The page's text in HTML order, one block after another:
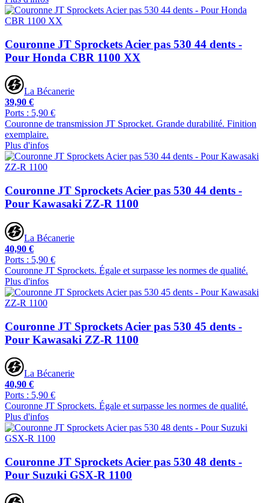
Couronne JT Sprockets Acier pas 530 44 dents -
Pour Honda CBR 1100 XX
La Bécanerie
39,90 €
Ports : 5,90 €
Couronne de transmission JT Sprocket. Grande durabilité. Finition
exemplaire.
Plus d'infos
Couronne JT Sprockets Acier pas 530 44 dents -
Pour Kawasaki ZZ-R 1100
La Bécanerie
40,90 €
Ports : 5,90 €
Couronne JT Sprockets. Égale et surpasse les normes de qualité.
Plus d'infos
Couronne JT Sprockets Acier pas 530 45 dents -
Pour Kawasaki ZZ-R 1100
La Bécanerie
40,90 €
Ports : 5,90 €
Couronne JT Sprockets. Égale et surpasse les normes de qualité.
Plus d'infos
Couronne JT Sprockets Acier pas 530 48 dents -
Pour Suzuki GSX-R 1100